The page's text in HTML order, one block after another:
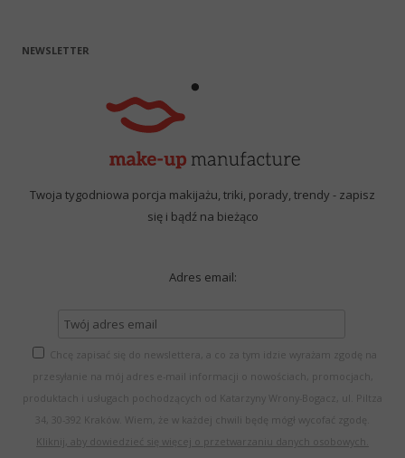
NEWSLETTER
Twoja tygodniowa porcja makijażu, triki, porady, trendy - zapisz
się i bądź na bieżąco
Adres email:
Chcę zapisać się do newslettera, a co za tym idzie wyrażam zgodę na
przesyłanie na mój adres e-mail informacji o nowościach, promocjach,
produktach i usługach pochodzących od Katarzyny Wrony-Bogacz, ul. Piltza
34, 30-392 Kraków. Wiem, że w każdej chwili będę mógł wycofać zgodę.
Kliknij, aby dowiedzieć się więcej o przetwarzaniu danych osobowych.